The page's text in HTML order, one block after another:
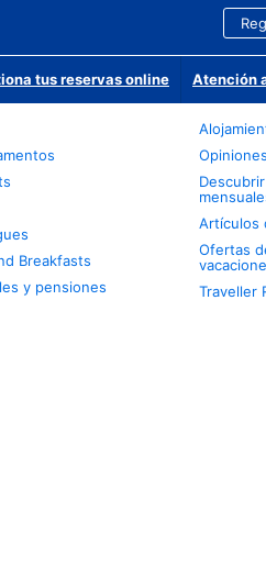
tus reservas online Atención
Breakfasts
y pensiones
Opiniones
Artículos
Ofertas
Traveller